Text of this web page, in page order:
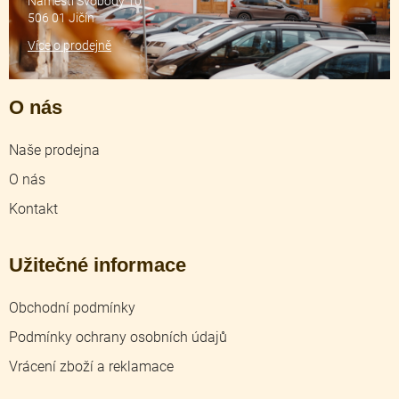
O nás
Naše prodejna
O nás
Kontakt
Užitečné informace
Obchodní podmínky
Podmínky ochrany osobních údajů
Vrácení zboží a reklamace
506 01 Jičín
Více o prodejně